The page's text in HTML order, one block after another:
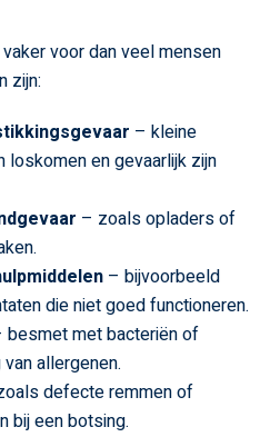
voor dan veel mensen
zijn:
– kleine
loskomen en gevaarlijk zijn
– zoals opladers of
– bijvoorbeeld
die niet goed functioneren.
met bacteriën of
allergenen.
defecte remmen of
bij een botsing.